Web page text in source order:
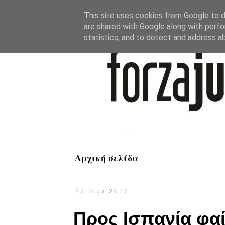
Αρχική σελίδα
27 Ιουν 2017
Προς Ισπανία
This site uses cookies from Google to
are shared with Google along with
statistics, and to detect and address